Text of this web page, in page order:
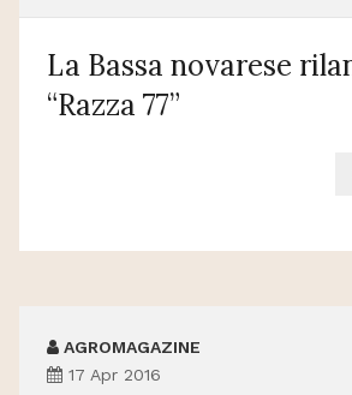
La Bassa novarese
“Razza 77”
AGROMAGAZINE
17 Apr 2016